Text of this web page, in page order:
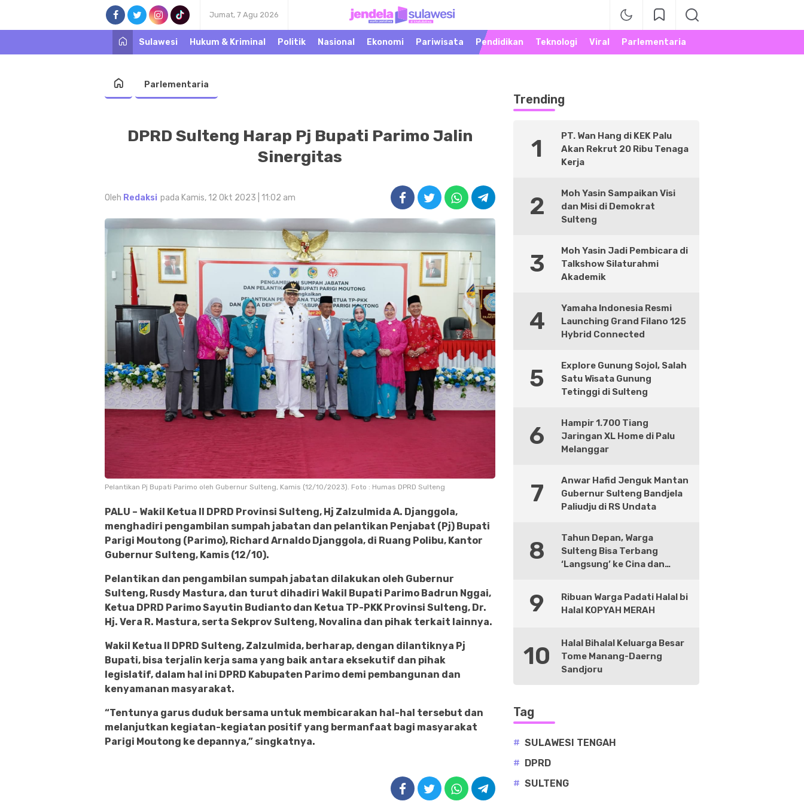
Jumat, 7 Agu 2026
Jendela Sulawesi
Warta Peristiwa di
Khatulistiwa
Sulawesi
Hukum & Kriminal Politik Nasional Ekonomi Pariwisata Pendidikan Teknologi Viral Parlementaria
Parlementaria
DPRD Sulteng Harap Pj Bupati Parimo Jalin
Sinergitas
Oleh Redaksi pada Kamis, 12 Okt 2023 | 11:02 am
Pelantikan Pj Bupati Parimo oleh Gubernur Sulteng, Kamis (12/10/2023). Foto : Humas DPRD Sulteng
PALU – Wakil Ketua II DPRD Provinsi Sulteng, Hj Zalzulmida A. Djanggola,
menghadiri pengambilan sumpah jabatan dan pelantikan Penjabat (Pj) Bupati
Parigi Moutong (Parimo), Richard Arnaldo Djanggola, di Ruang Polibu, Kantor
Gubernur Sulteng, Kamis (12/10).
Pelantikan dan pengambilan sumpah jabatan dilakukan oleh Gubernur
Sulteng, Rusdy Mastura, dan turut dihadiri Wakil Bupati Parimo Badrun Nggai,
Ketua DPRD Parimo Sayutin Budianto dan Ketua TP-PKK Provinsi Sulteng, Dr.
Hj. Vera R. Mastura, serta Sekprov Sulteng, Novalina dan pihak terkait lainnya.
Wakil Ketua II DPRD Sulteng, Zalzulmida, berharap, dengan dilantiknya Pj
Bupati, bisa terjalin kerja sama yang baik antara eksekutif dan pihak
legislatif, dalam hal ini DPRD Kabupaten Parimo demi pembangunan dan
kenyamanan masyarakat.
“Tentunya garus duduk bersama untuk membicarakan hal-hal tersebut dan
melanjutkan kegiatan-kegiatan positif yang bermanfaat bagi masyarakat
Parigi Moutong ke depannya,” singkatnya.
Trending
1
PT. Wan Hang di KEK Palu
Akan Rekrut 20 Ribu Tenaga
Kerja
2
Moh Yasin Sampaikan Visi
dan Misi di Demokrat
Sulteng
3
Moh Yasin Jadi Pembicara di
Talkshow Silaturahmi
Akademik
4
Yamaha Indonesia Resmi
Launching Grand Filano 125
Hybrid Connected
5
Explore Gunung Sojol, Salah
Satu Wisata Gunung
Tetinggi di Sulteng
6
Hampir 1.700 Tiang
Jaringan XL Home di Palu
Melanggar
7
Anwar Hafid Jenguk Mantan
Gubernur Sulteng Bandjela
Paliudju di RS Undata
8
Tahun Depan, Warga
Sulteng Bisa Terbang
‘Langsung’ ke Cina dan
9
Ribuan Warga Padati Halal bi
Halal KOPYAH MERAH
10
Halal Bihalal Keluarga Besar
Tome Manang-Daerng
Sandjoru
Tag
# SULAWESI TENGAH
# DPRD
# SULTENG